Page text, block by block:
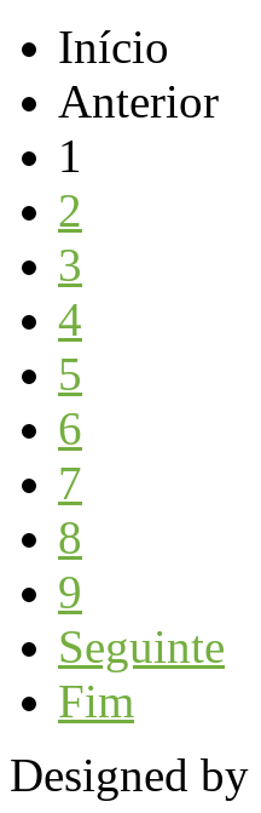
Início
Anterior
1
2
3
4
5
6
7
8
9
Seguinte
Fim
Designed by